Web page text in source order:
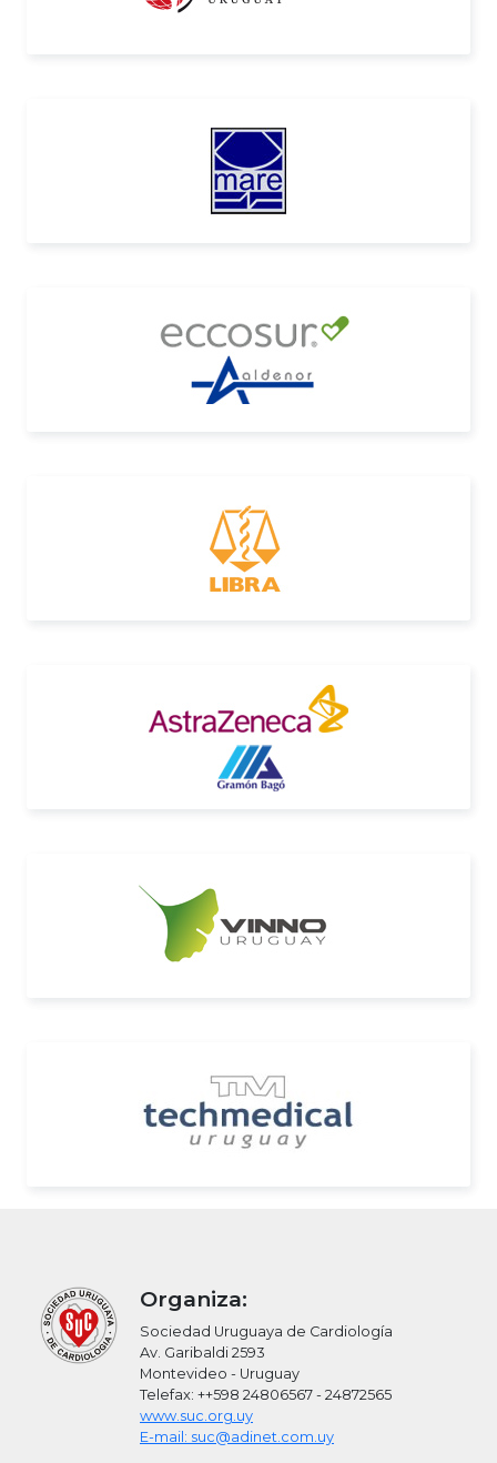
Organiza:
Sociedad Uruguaya de Cardiología
Av. Garibaldi 2593
Montevideo - Uruguay
Telefax: ++598 24806567 - 24872565
www.suc.org.uy
E-mail: suc@adinet.com.uy